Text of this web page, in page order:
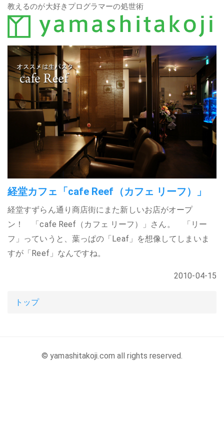
教えるのが大好きプログラマーの処世術
経堂カフェ「cafe Reef（カフェ リーフ）」
経堂すずらん通り商店街にまた新しいお店がオープ
ン！ 「cafe Reef（カフェ リーフ）」さん。 「リー
フ」っていうと、葉っぱの「Leaf」を想像してしまいま
すが「Reef」なんですね。
2010-04-15
トップ
© yamashitakoji.com all rights reserved.